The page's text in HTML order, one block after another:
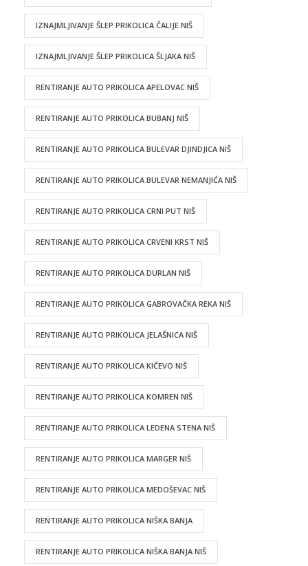
IZNAJMLJIVANJE ŠLEP PRIKOLICA ČALIJE NIŠ
IZNAJMLJIVANJE ŠLEP PRIKOLICA ŠLJAKA NIŠ
RENTIRANJE AUTO PRIKOLICA APELOVAC NIŠ
RENTIRANJE AUTO PRIKOLICA BUBANJ NIŠ
RENTIRANJE AUTO PRIKOLICA BULEVAR DJINDJICA NIŠ
RENTIRANJE AUTO PRIKOLICA BULEVAR NEMANJIĆA NIŠ
RENTIRANJE AUTO PRIKOLICA CRNI PUT NIŠ
RENTIRANJE AUTO PRIKOLICA CRVENI KRST NIŠ
RENTIRANJE AUTO PRIKOLICA DURLAN NIŠ
RENTIRANJE AUTO PRIKOLICA GABROVAČKA REKA NIŠ
RENTIRANJE AUTO PRIKOLICA JELAŠNICA NIŠ
RENTIRANJE AUTO PRIKOLICA KIČEVO NIŠ
RENTIRANJE AUTO PRIKOLICA KOMREN NIŠ
RENTIRANJE AUTO PRIKOLICA LEDENA STENA NIŠ
RENTIRANJE AUTO PRIKOLICA MARGER NIŠ
RENTIRANJE AUTO PRIKOLICA MEDOŠEVAC NIŠ
RENTIRANJE AUTO PRIKOLICA NIŠKA BANJA
RENTIRANJE AUTO PRIKOLICA NIŠKA BANJA NIŠ